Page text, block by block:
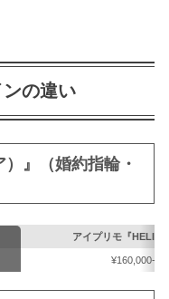
の違い
』（婚約指輪・
アイプリモ『HELIA
¥160,000-(